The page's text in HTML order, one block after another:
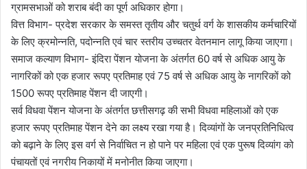
ग्रामसभाओं को शराब बंदी का पूर्ण अधिकार होगा।
वित्त विभाग- प्रदेश सरकार के समस्त तृतीय और चतुर्थ वर्ग के शासकीय कर्मचारियों
के लिए क्रमोन्नति, पदोन्नति एवं चार स्तरीय उच्चतर वेतनमान लागू किया जाएगा।
समाज कल्याण विभाग- इंदिरा पेंशन योजना के अंतर्गत 60 वर्ष से अधिक आयु के
नागरिकों को एक हजार रूपए प्रतिमाह एवं 75 वर्ष से अधिक आयु के नागरिकों को
1500 रूपए प्रतिमाह पेंशन दी जाएगी।
सर्व विधवा पेंशन योजना के अंतर्गत छत्तीसगढ़ की सभी विधवा महिलाओं को एक
हजार रूपए प्रतिमाह पेंशन देने का लक्ष्य रखा गया है। दिव्यांगों के जनप्रतिनिधित्व
को बढ़ाने के लिए इस वर्ग से निर्वाचित न हो पाने पर महिला एवं एक पुरूष दिव्यांग को
पंचायतों एवं नगरीय निकायों में मनोनीत किया जाएगा।